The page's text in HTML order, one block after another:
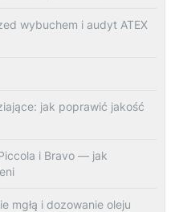
wybuchem i audyt ATEX
jak poprawić jakość
i Bravo — jak
mgłą i dozowanie oleju